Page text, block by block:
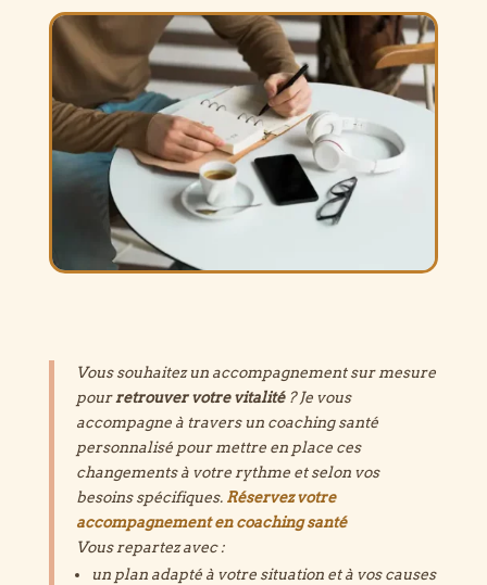
Vous souhaitez un accompagnement sur mesure
pourretrouver votre vitalité? Je vous
accompagne à travers un coaching santé
personnalisé pour mettre en place ces
changements à votre rythme et selon vos
besoins spécifiques. Réservez votre
accompagnement en coaching santé
Vous repartez avec :
un plan adapté à votre situation et à vos causes